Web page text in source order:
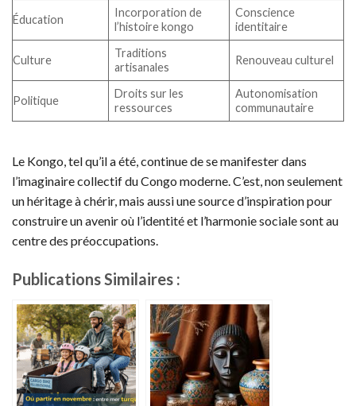
Éducation
Incorporation de
l’histoire kongo
Conscience
identitaire
Culture
Traditions
artisanales
Renouveau culturel
Politique
Droits sur les
ressources
Autonomisation
communautaire
Le Kongo, tel qu’il a été, continue de se manifester dans
l’imaginaire collectif du Congo moderne. C’est, non seulement
un héritage à chérir, mais aussi une source d’inspiration pour
construire un avenir où l’identité et l’harmonie sociale sont au
centre des préoccupations.
Publications Similaires :